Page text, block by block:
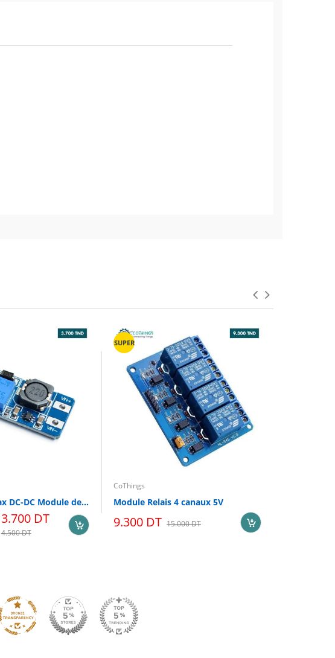
MT3608 2A Max DC-DC Module de puissance Booster Power Module
3.700 DT
4.500 DT
SUPER
CoThings
Module Relais 4 canaux 5V
9.300 DT 15.000 DT